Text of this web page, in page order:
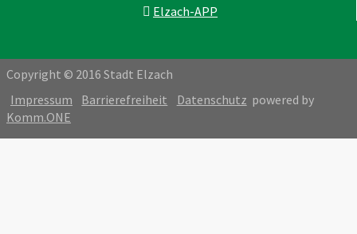
Elzach-APP
Copyright © 2016 Stadt Elzach
Impressum
Barrierefreiheit Datenschutz powered by
Komm.ONE